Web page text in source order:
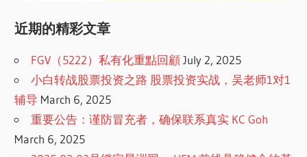
近期的精彩文章
FGV（5222）私有化重點回顧 July 2, 2025
小白转战股票投资之路 股票投资实战，吴老师1对1
辅导 March 6, 2025
重要公告：谨防冒充者，确保联系真实 KC Goh
March 6, 2025